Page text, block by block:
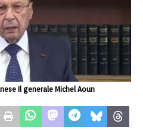
Il generale Michel Aoun